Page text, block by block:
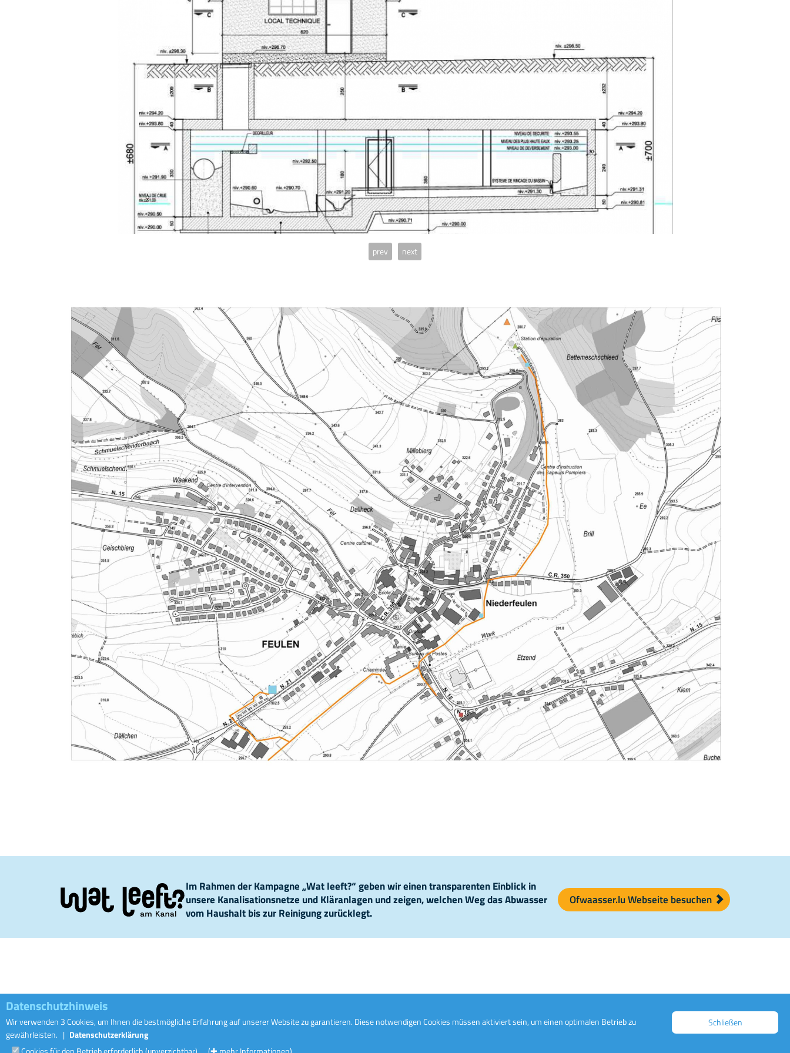
Draufsicht
prev next
Datenschutzhinweis
Wir verwenden 3 Cookies, um Ihnen die bestmögliche Erfahrung auf unserer Website zu garantieren. Diese notwendigen Cookies müssen aktiviert sein, um einen optimalen Betrieb zu
gewährleisten. | Datenschutzerklärung
Schließen
Im Rahmen der Kampagne „Wat leeft?“ geben wir einen transparenten Einblick in
unsere Kanalisationsnetze und Kläranlagen und zeigen, welchen Weg das Abwasser
vom Haushalt bis zur Reinigung zurücklegt.
Ofwaasser.lu Webseite besuchen